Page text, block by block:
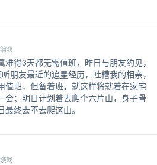
戏
得3天都无需值班，昨日与朋友约见，
朋友最近的追星经历，吐槽我的相亲，
值班，但备着班，就这样将就着在家宅
会；明日计划着去爬个六片山，身子骨
终去不去爬这山。
戏